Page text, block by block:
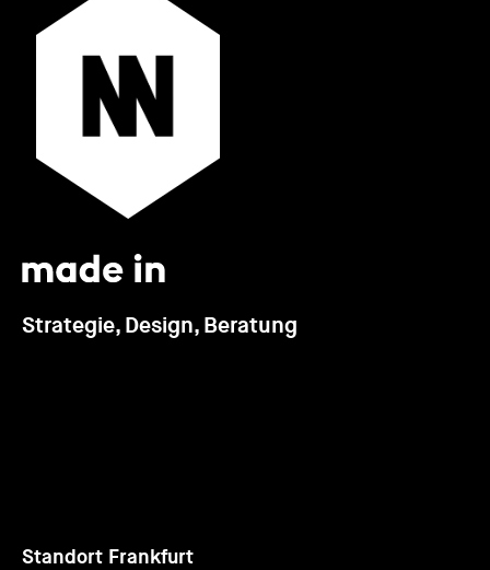
Strategie, Design, Beratung
Standort Frankfurt